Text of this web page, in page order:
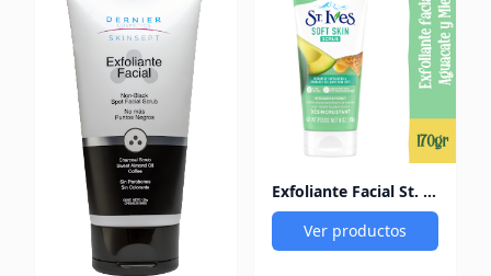
Exfoliante Facial St. Ives Aguacate/Miel 170 gr
Ver productos